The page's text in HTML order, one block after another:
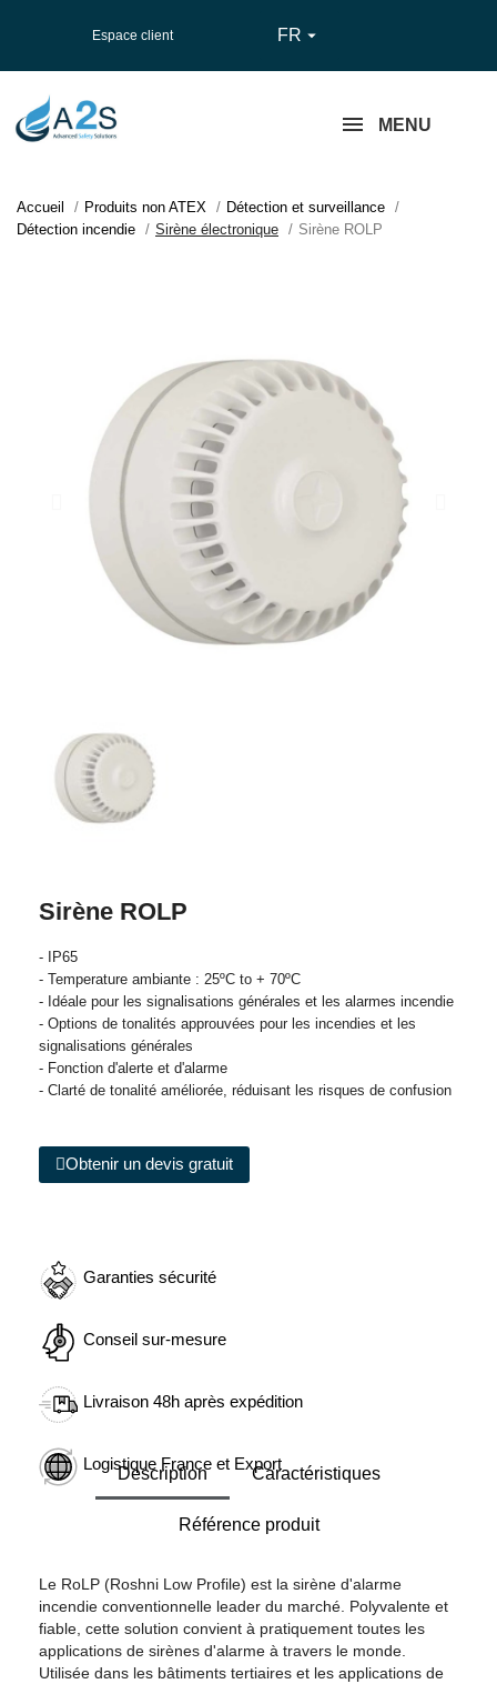
Espace client FR 
MENU
Accueil Produits non ATEX
Détection et surveillance
Détection incendie
Sirène électronique Sirène ROLP
Sirène ROLP
- IP65
- Temperature ambiante : 25ºC to + 70ºC
- Idéale pour les signalisations générales et les alarmes incendie
- Options de tonalités approuvées pour les incendies et les
signalisations générales
- Fonction d'alerte et d'alarme
- Clarté de tonalité améliorée, réduisant les risques de confusion
Obtenir un devis gratuit
Garanties sécurité
Conseil sur-mesure
Livraison 48h après expédition
Logistique France et Export
Description Caractéristiques
Référence produit
Le RoLP (Roshni Low Profile) est la sirène d'alarme
incendie conventionnelle leader du marché. Polyvalente et
fiable, cette solution convient à pratiquement toutes les
applications de sirènes d'alarme à travers le monde.
Utilisée dans les bâtiments tertiaires et les applications de